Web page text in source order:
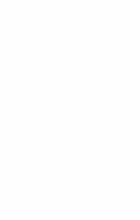
skutočným
sektora. V júli 2025
, no do začiatku
do pásma okolo 28
Hashrate Index práve
zahrnutím dlhu a réžie.
poklese obtiažnosti sa
dosahoval v štvrtom
zhruba 79 995